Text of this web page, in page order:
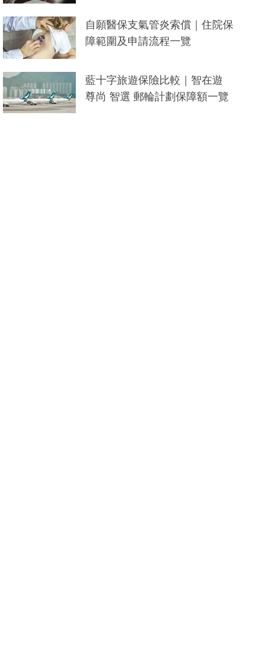
自願醫保支氣管炎索償｜住院保
障範圍及申請流程一覽
藍十字旅遊保險比較｜智在遊
尊尚 智選 郵輪計劃保障額一覽